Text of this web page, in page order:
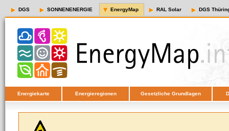
DGS SONNENENERGIE EnergyMap RAL Solar DGS
Energiekarte Energieregionen Gesetzliche Grundlagen